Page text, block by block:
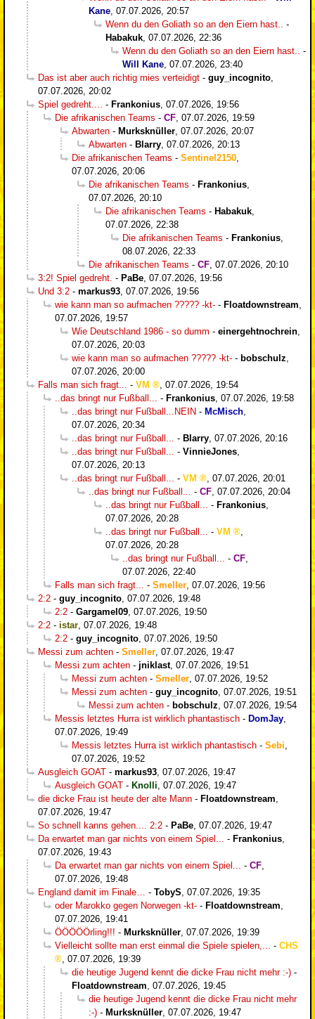
Kane 07.07.2026, 20:57
Wenn du den Goliath so an den Eiern hast..
-
Habakuk 07.07.2026, 22:36
Wenn du den Goliath so an den Eiern hast..
-
Will Kane 07.07.2026, 23:40
Das ist aber auch richtig mies verteidigt - guy_incognito
07.07.2026, 20:02
Spiel gedreht....
- Frankonius 07.07.2026, 19:56
Die afrikanischen Teams - CF 07.07.2026, 19:59
Abwarten - Murksknüller 07.07.2026, 20:07
Abwarten - Blarry 07.07.2026, 20:13
Die afrikanischen Teams - Sentinel2150
07.07.2026, 20:06
Die afrikanischen Teams - Frankonius
07.07.2026, 20:10
Die afrikanischen Teams - Habakuk
07.07.2026, 22:38
Die afrikanischen Teams - Frankonius
08.07.2026, 22:33
Die afrikanischen Teams - CF 07.07.2026, 20:10
3:2! Spiel gedreht. - PaBe 07.07.2026, 19:56
Und 3:2 - markus93 07.07.2026, 19:56
wie kann man so aufmachen ????? -kt- - Floatdownstream
07.07.2026, 19:57
Wie Deutschland 1986 - so dumm - einergehtnochrein
07.07.2026, 20:03
wie kann man so aufmachen ????? -kt- - bobschulz
07.07.2026, 20:00
Falls man sich fragt...
- VM
07.07.2026, 19:54
..das bringt nur Fußball...
- Frankonius 07.07.2026, 19:58
..das bringt nur Fußball...NEIN - McMisch
07.07.2026, 20:34
..das bringt nur Fußball...
- Blarry 07.07.2026, 20:16
..das bringt nur Fußball...
- VinnieJones
07.07.2026, 20:13
..das bringt nur Fußball...
- VM
07.07.2026, 20:01
..das bringt nur Fußball...
- CF 07.07.2026, 20:04
..das bringt nur Fußball...
- Frankonius
07.07.2026, 20:28
..das bringt nur Fußball...
- VM
07.07.2026, 20:28
..das bringt nur Fußball...
- CF
07.07.2026, 22:40
Falls man sich fragt...
- Smeller 07.07.2026, 19:56
2:2 - guy_incognito 07.07.2026, 19:48
2:2 - Gargamel09 07.07.2026, 19:50
2:2 - istar 07.07.2026, 19:48
2:2 - guy_incognito 07.07.2026, 19:50
Messi zum achten - Smeller 07.07.2026, 19:47
Messi zum achten - jniklast, 07.07.2026, 19:51
Messi zum achten - Smeller 07.07.2026, 19:52
Messi zum achten - guy_incognito 07.07.2026, 19:51
Messi zum achten - bobschulz 07.07.2026, 19:54
Messis letztes Hurra ist wirklich phantastisch - DomJay
07.07.2026, 19:49
Messis letztes Hurra ist wirklich phantastisch - Sebi
07.07.2026, 19:52
Ausgleich GOAT - markus93 07.07.2026, 19:47
Ausgleich GOAT - Knolli 07.07.2026, 19:47
die dicke Frau ist heute der alte Mann - Floatdownstream
07.07.2026, 19:47
So schnell kanns gehen.... 2:2 - PaBe 07.07.2026, 19:47
Da erwartet man gar nichts von einem Spiel...
- Frankonius
07.07.2026, 19:43
Da erwartet man gar nichts von einem Spiel...
- CF
07.07.2026, 19:48
England damit im Finale…
- TobyS 07.07.2026, 19:35
oder Marokko gegen Norwegen -kt- - Floatdownstream
07.07.2026, 19:41
ÖÖÖÖÖrling!!! - Murksknüller 07.07.2026, 19:39
Vielleicht sollte man erst einmal die Spiele spielen,...
- CHS
07.07.2026, 19:39
die heutige Jugend kennt die dicke Frau nicht mehr :-) -
Floatdownstream 07.07.2026, 19:45
die heutige Jugend kennt die dicke Frau nicht mehr
:-) - Murksknüller 07.07.2026, 19:47